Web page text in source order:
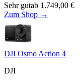
Sehr gutab 1.749,00 €
Zum Shop →
DJI Osmo Action 4
DJI